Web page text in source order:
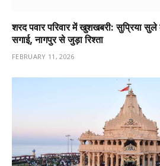
शरद पवार परिवार में खुशखबरी: सुप्रिया
सगाई, नागपुर से जुड़ा रिश्ता
FEBRUARY 11, 2026